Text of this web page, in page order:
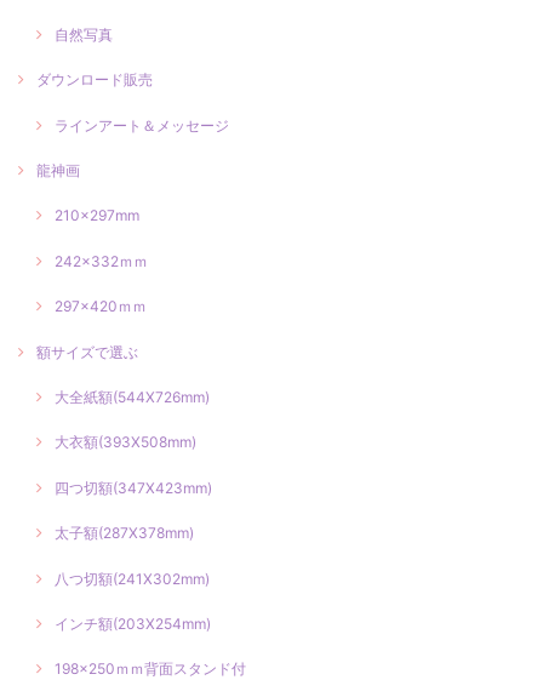
自然写真
ダウンロード販売
ラインアート＆メッセージ
龍神画
210×297mm
242×332ｍｍ
297×420ｍｍ
額サイズで選ぶ
大全紙額(544X726mm)
大衣額(393X508mm)
四つ切額(347X423mm)
太子額(287X378mm)
八つ切額(241X302mm)
インチ額(203X254mm)
198×250ｍｍ背面スタンド付